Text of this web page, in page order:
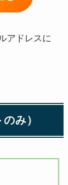
アドレスに
み）